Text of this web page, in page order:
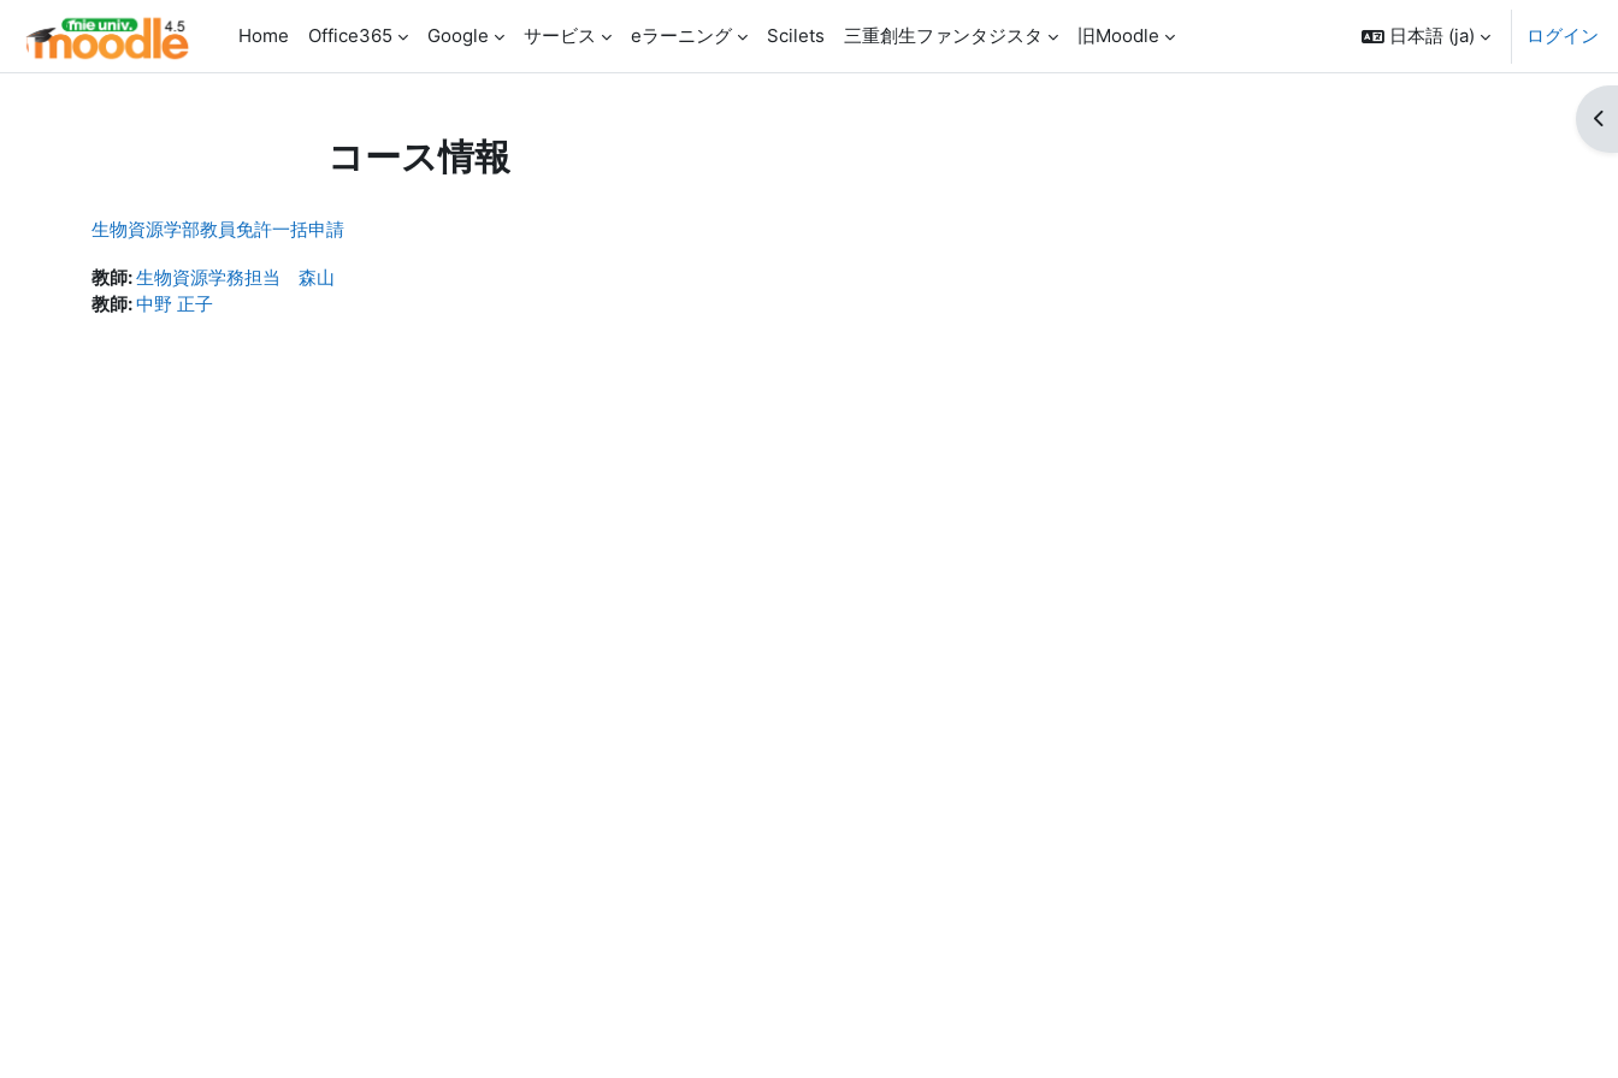
メインコンテンツへスキップする
Home
Office365 Google サービス eラーニング Scilets 三重創生ファンタジスタ 旧Moodle 日本語 ‎(ja)‎ ログイン
ブ
コース情報
生物資源学部教員免許一括申請
教師:生物資源学務担当 森山
教師:中野 正子